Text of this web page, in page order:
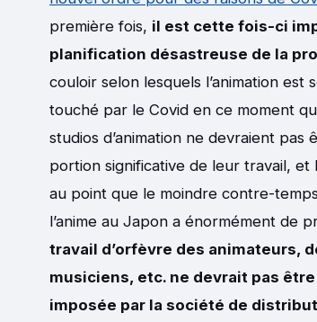
première fois, il est cette fois-ci
planification désastreuse de la
couloir selon lesquels l’animation
touché par le Covid en ce moment
studios d’animation ne devraient
portion significative de leur travail,
au point que le moindre contre-
l’anime au Japon a énormément de
travail d’orfèvre des animateurs,
musiciens, etc. ne devrait pas
imposée par la société de